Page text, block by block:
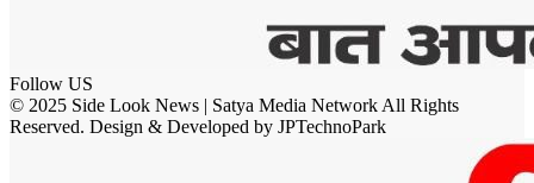
Follow US
© 2025 Side Look News | Satya Media Network All Rights
Reserved. Design & Developed by JPTechnoPark